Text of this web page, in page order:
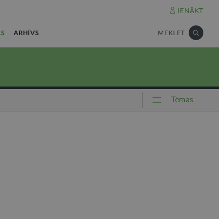
IENĀKT
ARHĪVS MEKLĒT
Tēmas